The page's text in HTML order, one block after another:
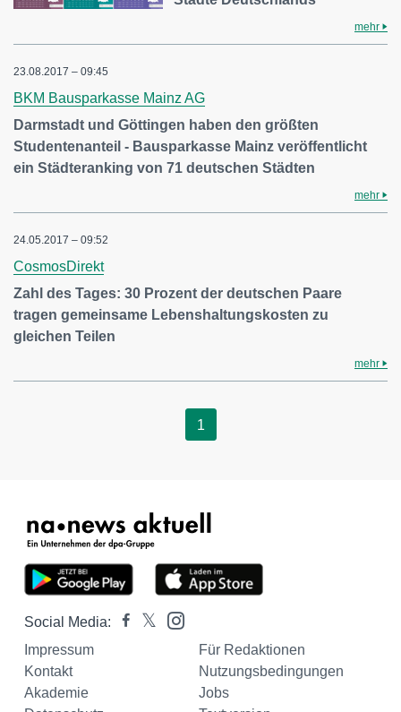
mehr
23.08.2017 – 09:45
BKM Bausparkasse Mainz AG
Darmstadt und Göttingen haben den größten
Studentenanteil - Bausparkasse Mainz veröffentlicht
ein Städteranking von 71 deutschen Städten
mehr
24.05.2017 – 09:52
CosmosDirekt
Zahl des Tages: 30 Prozent der deutschen Paare
tragen gemeinsame Lebenshaltungskosten zu
gleichen Teilen
mehr
1
Social Media:
Impressum
Für Redaktionen
Kontakt
Nutzungsbedingungen
Akademie
Jobs